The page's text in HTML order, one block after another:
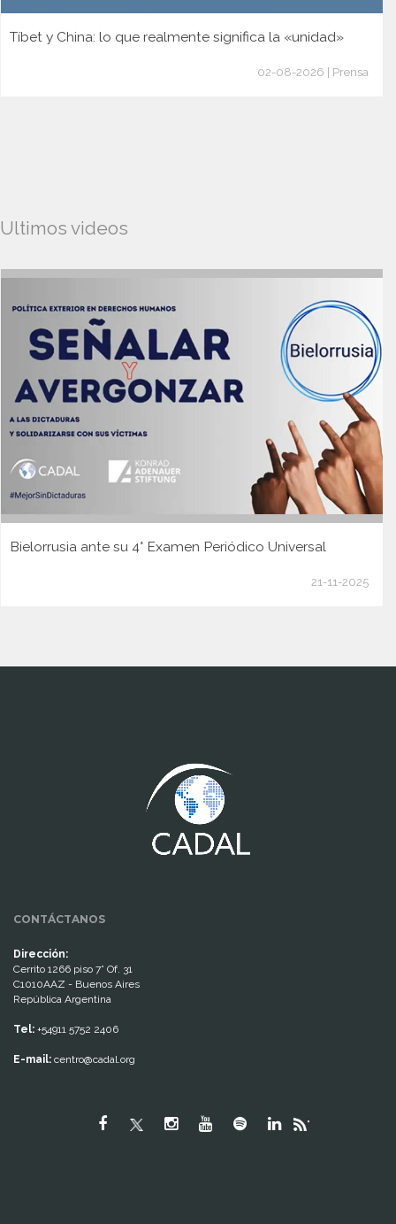
Tíbet y China: lo que realmente significa la «unidad»
02-08-2026 | Prensa
Ultimos videos
Bielorrusia ante su 4° Examen Periódico Universal
21-11-2025
CONTÁCTANOS
Dirección:
Cerrito 1266 piso 7° Of. 31
C1010AAZ - Buenos Aires
República Argentina
Tel: +54911 5752 2406
E-mail: centro@cadal.org
"